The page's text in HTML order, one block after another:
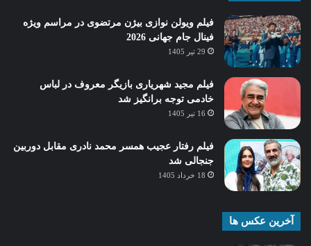
فیلم ویولن نوازی بیژن مرتضوی در مراسم ویژه
فینال جام جهانی 2026
29 تیر 1405
فیلم مجید شهریاری بازیگر معروف در لباس
خادمی توجه برانگیز شد
16 تیر 1405
فیلم رفتار عجیب همسر محمد نادری مقابل دوربین
جنجالی شد
18 خرداد 1405
آخرین عکس ها